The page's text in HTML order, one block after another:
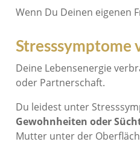
Wenn Du Deinen eigenen
Stresssymptome
Deine Lebensenergie
oder Partnerschaft.
Du leidest unter
Gewohnheiten oder
Mutter unter der